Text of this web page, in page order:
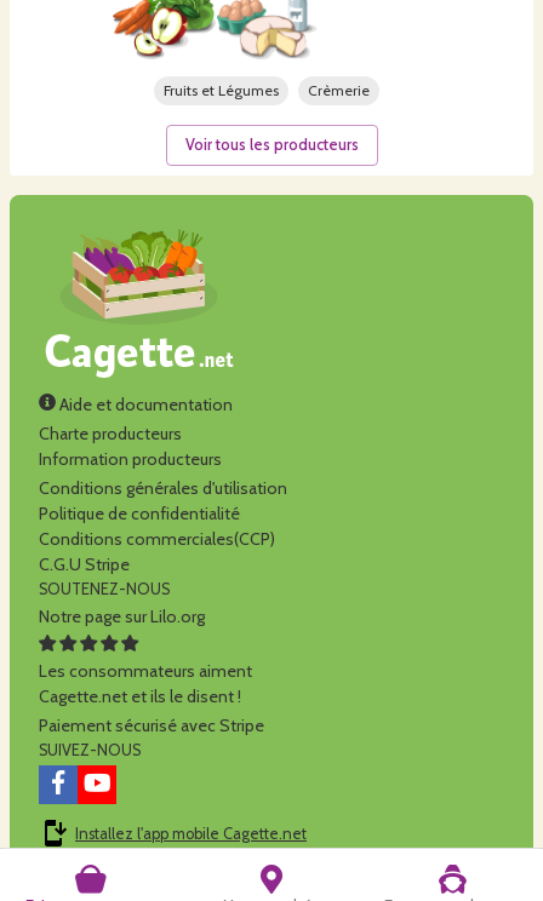
Fruits et Légumes Crèmerie
Voir tous les producteurs
Aide et documentation
Charte producteurs
Information producteurs
Conditions générales d'utilisation
Politique de confidentialité
Conditions commerciales(CCP)
C.G.U Stripe
SOUTENEZ-NOUS
Notre page sur Lilo.org
Les consommateurs aiment
Cagette.net et ils le disent !
Paiement sécurisé avec Stripe
SUIVEZ-NOUS
Installez l'app mobile Cagette.net
Cagette.net est réalisé par la SCOP Alilo